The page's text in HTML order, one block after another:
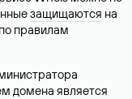
защищаются на
правилам
домена является